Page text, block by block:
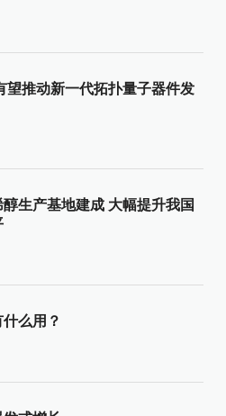
望推动新一代拓扑量子器件发
生产基地建成 大幅提升我国
什么用？